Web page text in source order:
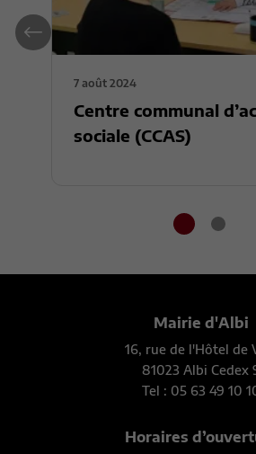
7 août 2024
Centre communal
sociale (CCAS)
Mairie d'Albi
16, rue de l'Hôtel de
81023 Albi Cedex
Tel : 05 63 49 10
Horaires